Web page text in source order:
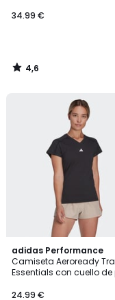
34.99 €
4,6
/
adidas Performance
Camiseta Aeroready
Essentials con cuello
24.99 €
4,8
/ 5